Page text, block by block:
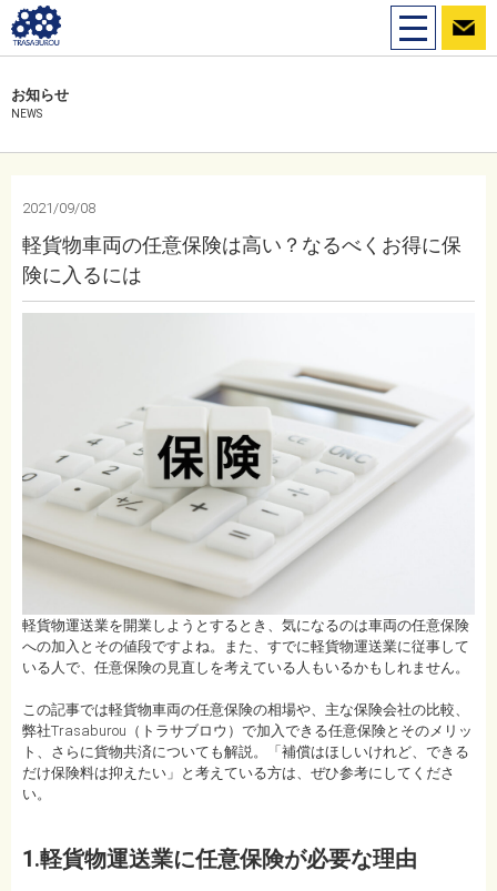
toggle
navigation
お知らせ
NEWS
2021/09/08
軽貨物車両の任意保険は高い？なるべくお得に保
険に入るには
軽貨物運送業を開業しようとするとき、気になるのは車両の任意保険
への加入とその値段ですよね。また、すでに軽貨物運送業に従事して
いる人で、任意保険の見直しを考えている人もいるかもしれません。
この記事では軽貨物車両の任意保険の相場や、主な保険会社の比較、
弊社Trasaburou（トラサブロウ）で加入できる任意保険とそのメリッ
ト、さらに貨物共済についても解説。「補償はほしいけれど、できる
だけ保険料は抑えたい」と考えている方は、ぜひ参考にしてくださ
い。
1.軽貨物運送業に任意保険が必要な理由